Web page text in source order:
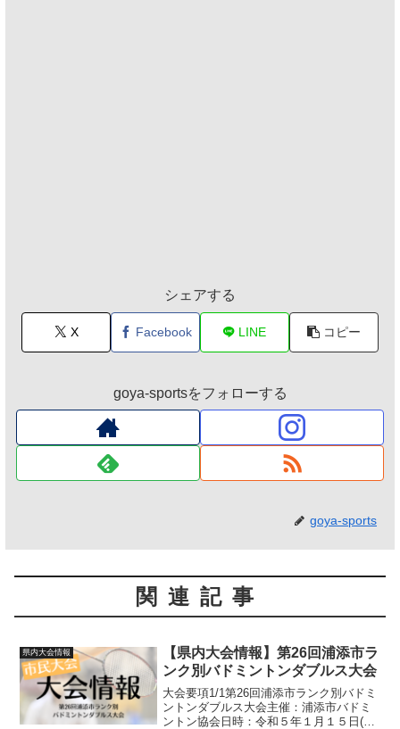
シェアする
X Facebook LINE コピー
goya-sportsをフォローする
goya-sports
関連記事
県内大会情報
【県内大会情報】第26回浦添市ラ
ンク別バドミントンダブルス大会
大会要項1/1第26回浦添市ランク別バドミ
ントンダブルス大会主催：浦添市バドミ
ントン協会日時：令和５年１月１５日(日)